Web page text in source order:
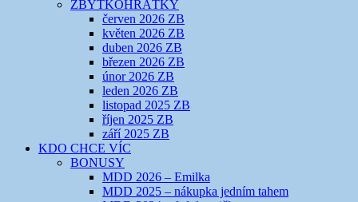
ZBYTKOHRÁTKY
červen 2026 ZB
květen 2026 ZB
duben 2026 ZB
březen 2026 ZB
únor 2026 ZB
leden 2026 ZB
listopad 2025 ZB
říjen 2025 ZB
září 2025 ZB
KDO CHCE VÍC
BONUSY
MDD 2026 – Emilka
MDD 2025 – nákupka jedním tahem